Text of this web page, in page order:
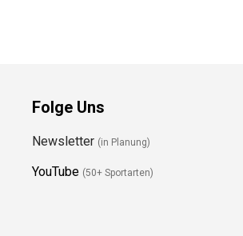
Folge Uns
Newsletter (in Planung)
YouTube (50+ Sportarten)